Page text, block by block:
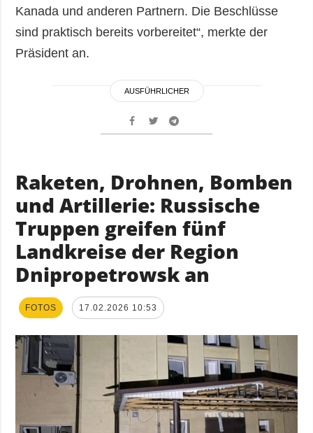
Kanada und anderen Partnern. Die Beschlüsse
sind praktisch bereits vorbereitet“, merkte der
Präsident an.
AUSFÜHRLICHER
Raketen, Drohnen, Bomben
und Artillerie: Russische
Truppen greifen fünf
Landkreise der Region
Dnipropetrowsk an
FOTOS 17.02.2026 10:53